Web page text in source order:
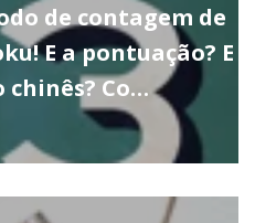
de contagem de
E a pontuação? E
chinês? Co…